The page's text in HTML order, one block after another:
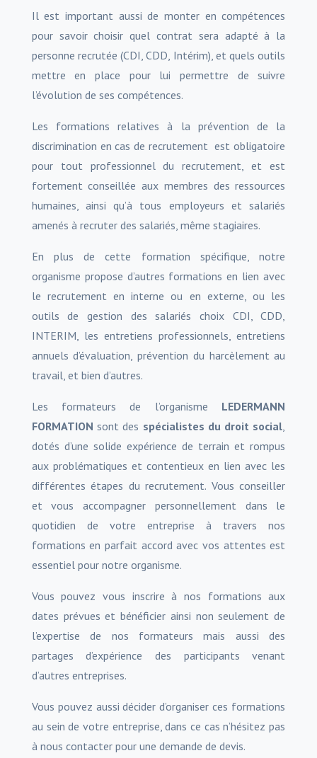
Il est important aussi de monter en compétences
pour savoir choisir quel contrat sera adapté à la
personne recrutée (CDI, CDD, Intérim), et quels outils
mettre en place pour lui permettre de suivre
l’évolution de ses compétences.
Les formations relatives à la prévention de la
discrimination en cas de recrutement est obligatoire
pour tout professionnel du recrutement, et est
fortement conseillée aux membres des ressources
humaines, ainsi qu’à tous employeurs et salariés
amenés à recruter des salariés, même stagiaires.
En plus de cette formation spécifique, notre
organisme propose d’autres formations en lien avec
le recrutement en interne ou en externe, ou les
outils de gestion des salariés choix CDI, CDD,
INTERIM, les entretiens professionnels, entretiens
annuels d’évaluation, prévention du harcèlement au
travail, et bien d’autres.
Les formateurs de l’organisme LEDERMANN
FORMATION sont des spécialistes du droit social
dotés d’une solide expérience de terrain et rompus
aux problématiques et contentieux en lien avec les
différentes étapes du recrutement. Vous conseiller
et vous accompagner personnellement dans le
quotidien de votre entreprise à travers nos
formations en parfait accord avec vos attentes est
essentiel pour notre organisme.
Vous pouvez vous inscrire à nos formations aux
dates prévues et bénéficier ainsi non seulement de
l’expertise de nos formateurs mais aussi des
partages d’expérience des participants venant
d’autres entreprises.
Vous pouvez aussi décider d’organiser ces formations
au sein de votre entreprise, dans ce cas n’hésitez pas
à nous contacter pour une demande de devis.